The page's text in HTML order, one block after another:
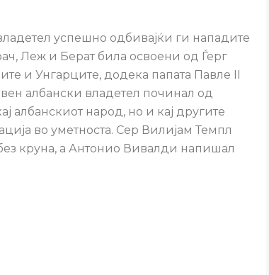
успешно одбивајќи ги нападите
Леж и Берат била освоени од Ѓерг
и Унгарците, додека папата Павле II
албански владетел починал од
албанскиот народ, но и кај другите
во уметноста. Сер Вилијам Темпл
круна, а Антонио Вивалди напишал